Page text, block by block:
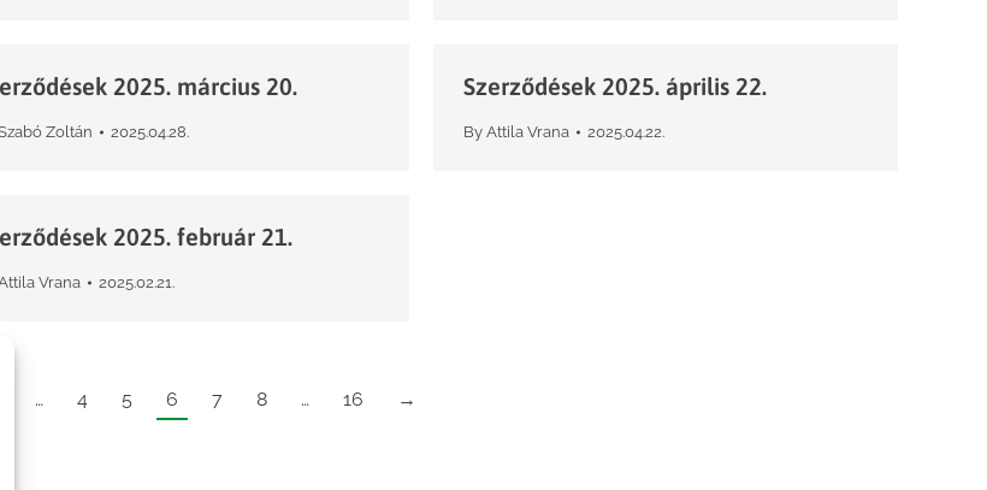
2025. március 20.
Zoltán 2025.04.28.
Szerződések 2025. április 22.
By Attila Vrana 2025.04.22.
2025. február 21.
Vrana 2025.02.21.
… 4 5 6 7 8 … 16 →